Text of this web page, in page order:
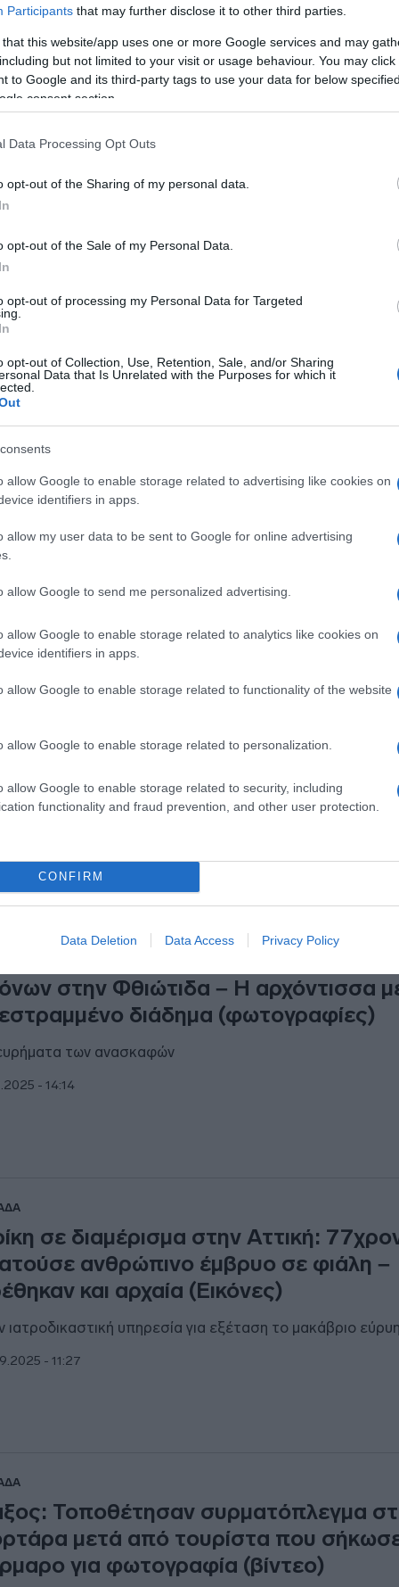
Participants that may further disclose it to other third parties.
that this website/app uses one or more Google services and may
but not limited to your visit or usage behaviour. You may
to Google and its third-party tags to use your data for below
consent section.
Data Processing Opt Outs
opt-out of the Sharing of my personal data.
opt-out of the Sale of my Personal Data.
opt-out of processing my Personal Data for Targeted
opt-out of Collection, Use, Retention, Sale, and/or Sharing
Data that Is Unrelated with the Purposes for which it
allow Google to enable storage related to advertising like cookies on
identifiers in apps.
allow my user data to be sent to Google for online advertising
allow Google to send me personalized advertising.
allow Google to enable storage related to analytics like cookies on
identifiers in apps.
allow Google to enable storage related to functionality of the website
allow Google to enable storage related to personalization.
allow Google to enable storage related to security, including
functionality and fraud prevention, and other user protection.
CONFIRM
Data Deletion Data Access Privacy Policy
9 αρχαιότητες που
τελετή στο Μουσείο Καλών Τεχνών παρουσία της
- 14:21
Ανασύρθηκε τμήμα αρχαίου
τη θαλάσσια περιοχή της Καλογριάς
στην οικεία Λιμενική Αρχή
- 12:29
η αναστήλωση του σκηνικού
του αρχαίου θεάτρου
Θεσπρωτία
- 11:16
στην Φθιώτιδα – Η αρχόντισσα
διάδημα (φωτογραφίες)
των ανασκαφών
- 14:14
σε διαμέρισμα στην Αττική:
ανθρώπινο έμβρυο σε φιάλη –
και αρχαία (Εικόνες)
ιατροδικαστική υπηρεσία για εξέταση το μακάβριο
- 11:27
Τοποθέτησαν συρματόπλεγμα
μετά από τουρίστα που
για φωτογραφία (βίντεο)